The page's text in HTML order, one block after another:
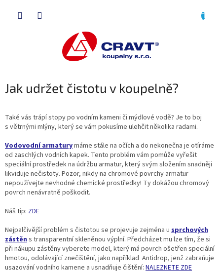
Jak udržet čistotu v koupelně?
Také vás trápí stopy po vodním kameni či mýdlové vodě? Je to boj
s větrnými mlýny, který se vám pokusíme ulehčit několika radami.
Vodovodní armaturymáme stále na očích a do nekonečna je otíráme
od zaschlých vodních kapek. Tento problém vám pomůže vyřešit
speciální prostředek na údržbu armatur, který svým složením snadněji
likviduje nečistoty. Pozor, nikdy na chromové povrchy armatur
nepoužívejte nevhodné chemické prostředky! Ty dokážou chromový
povrch nenávratně poškodit.
Náš tip: ZDE
Nejpalčivější problém s čistotou se projevuje zejména u sprchových
zástěn s transparentní skleněnou výplní. Předcházet mu lze tím, že si
při nákupu zástěny vyberete model, který má povrch ošetřen speciální
hmotou, odolávající znečištění, jako například Antidrop, jenž zabraňuje
usazování vodního kamene a usnadňuje čištění: NALEZNETE ZDE